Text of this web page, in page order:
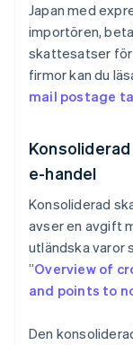
Japan med
importören,
skattesatser
firmor kan du
mail postage
e-handel
Konsoliderad
avser en avgift
utländska varor
”Overview of
and points to
Den